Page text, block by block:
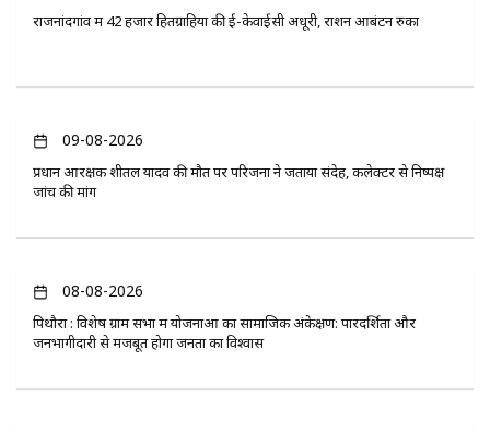
राजनांदगांव में 42 हजार हितग्राहियों की ई-केवाईसी अधूरी, राशन आबंटन रुका
09-08-2026
प्रधान आरक्षक शीतल यादव की मौत पर परिजनों ने जताया संदेह, कलेक्टर से निष्पक्ष
जांच की मांग
08-08-2026
पिथौरा : विशेष ग्राम सभा में योजनाओं का सामाजिक अंकेक्षण: पारदर्शिता और
जनभागीदारी से मजबूत होगा जनता का विश्वास